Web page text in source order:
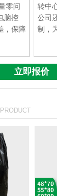
零问
脑控
，保障
转中
公司
制，
立即报价